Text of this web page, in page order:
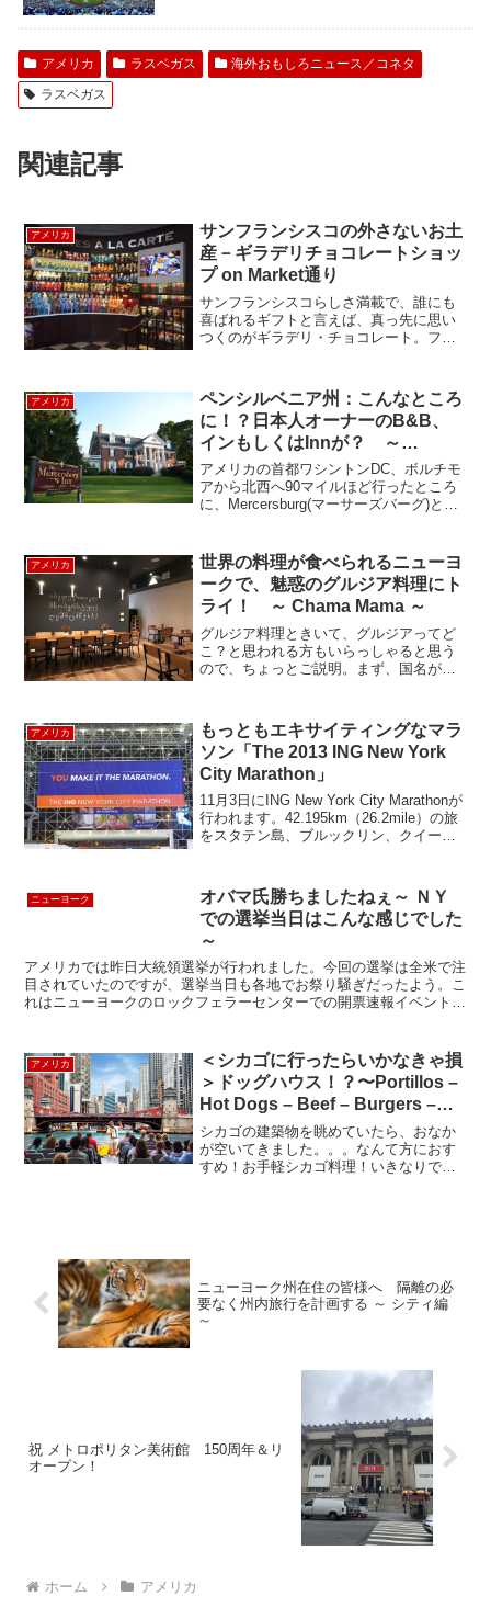
アメリカ ラスベガス
海外おもしろニュース／コネタ
ラスベガス
関連記事
アメリカ
サンフランシスコの外さないお土
産－ギラデリチョコレートショッ
プ on Market通り
サンフランシスコらしさ満載で、誰にも
喜ばれるギフトと言えば、真っ先に思い
つくのがギラデリ・チョコレート。フィ
コレート工場でした。アメリカのチョコ
レートは一般的に「甘った...
アメリカ
ペンシルベニア州：こんなところ
に！？日本人オーナーのB&B、
インもしくはInnが？ ～
Mercersburg Inn～
アメリカの首都ワシントンDC、ボルチモ
アから北西へ90マイルほど行ったところ
に、Mercersburg(マーサーズバーグ)とい
中に、ヨーロッパのマナーハウスを思わ
せる佇...
アメリカ
世界の料理が食べられるニューヨ
ークで、魅惑のグルジア料理にト
ライ！ ～ Chama Mama ～
グルジア料理ときいて、グルジアってど
こ？と思われる方もいらっしゃると思う
ので、ちょっとご説明。まず、国名がロ
変わったことは記憶に新しいかと思いま
す。（以後改めてジ...
アメリカ
もっともエキサイティングなマラ
ソン「The 2013 ING New York
City Marathon」
11月3日にING New York City Marathonが
行われます。42.195km（26.2mile）の旅
をスタテン島、ブルックリン、クイーン
けます。今年...
ニューヨーク
オバマ氏勝ちましたねぇ～ ＮＹ
での選挙当日はこんな感じでした
～
アメリカでは昨日大統領選挙が行われました。今回の選挙は全米で注
目されていたのですが、選挙当日も各地でお祭り騒ぎだったよう。こ
れはニューヨークのロックフェラーセンターでの開票速報イベントの
アメリカ
＜シカゴに行ったらいかなきゃ損
＞ドッグハウス！？〜Portillos –
Hot Dogs – Beef – Burgers –
Salads〜
シカゴの建築物を眺めていたら、おなか
が空いてきました。。。なんて方におす
すめ！お手軽シカゴ料理！いきなりです
ニューヨーク州在住の皆様へ 隔離の必
要なく州内旅行を計画する ～ シティ編
～
祝 メトロポリタン美術館 150周年＆リ
オープン！
ホーム アメリカ